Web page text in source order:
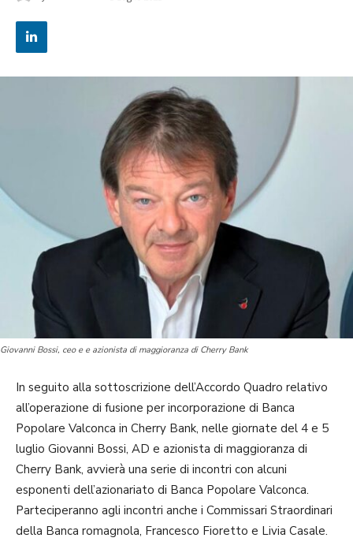
Giovanni Bossi, ceo e e azionista di maggioranza di Cherry Bank
In seguito alla sottoscrizione dell’Accordo Quadro relativo
all’operazione di fusione per incorporazione di Banca
Popolare Valconca in Cherry Bank, nelle giornate del 4 e 5
luglio Giovanni Bossi, AD e azionista di maggioranza di
Cherry Bank, avvierà una serie di incontri con alcuni
esponenti dell’azionariato di Banca Popolare Valconca.
Parteciperanno agli incontri anche i Commissari Straordinari
della Banca romagnola, Francesco Fioretto e Livia Casale.